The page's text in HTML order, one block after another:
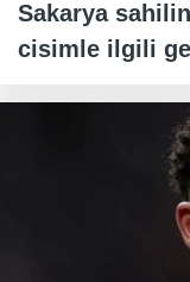
Sakarya
cisimle ilgili